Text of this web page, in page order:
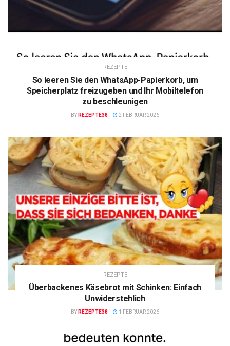
REZEPTE
So leeren Sie den WhatsApp-Papierkorb, um
Speicherplatz freizugeben und Ihr Mobiltelefon
zu beschleunigen
BY REZEPTE38 2 FEBRUAR 2026
REZEPTE
Überbackenes Käsebrot mit Schinken: Einfach
Unwiderstehlich
BY REZEPTE38 1 FEBRUAR 2026